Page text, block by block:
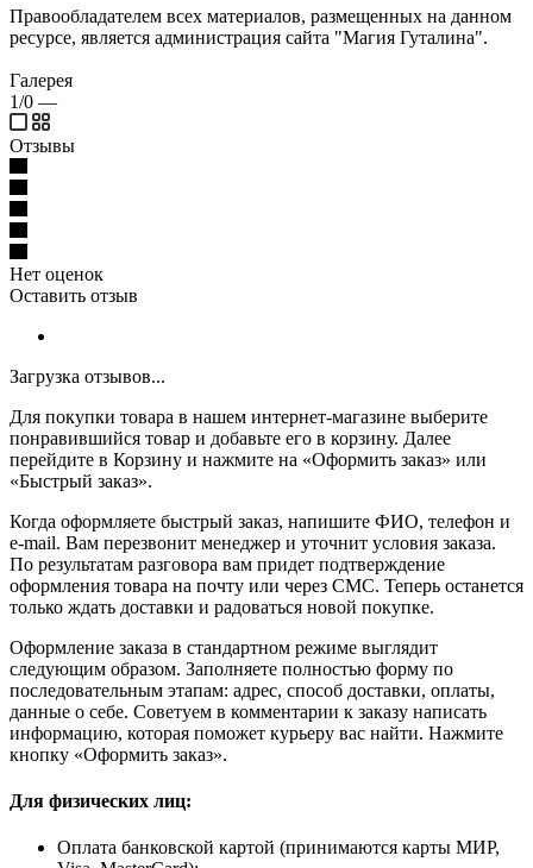
Правообладателем всех материалов, размещенных на данном
ресурсе, является администрация сайта "Магия Гуталина".
Галерея
1/0 —
Отзывы
Нет оценок
Оставить отзыв
Загрузка отзывов...
Для покупки товара в нашем интернет-магазине выберите
понравившийся товар и добавьте его в корзину. Далее
перейдите в Корзину и нажмите на «Оформить заказ» или
«Быстрый заказ».
Когда оформляете быстрый заказ, напишите ФИО, телефон и
e-mail. Вам перезвонит менеджер и уточнит условия заказа.
По результатам разговора вам придет подтверждение
оформления товара на почту или через СМС. Теперь останется
только ждать доставки и радоваться новой покупке.
Оформление заказа в стандартном режиме выглядит
следующим образом. Заполняете полностью форму по
последовательным этапам: адрес, способ доставки, оплаты,
данные о себе. Советуем в комментарии к заказу написать
информацию, которая поможет курьеру вас найти. Нажмите
кнопку «Оформить заказ».
Для физических лиц:
Оплата банковской картой (принимаются карты МИР,